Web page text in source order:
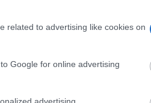
related to advertising like cookies on
Google for online advertising
advertising.